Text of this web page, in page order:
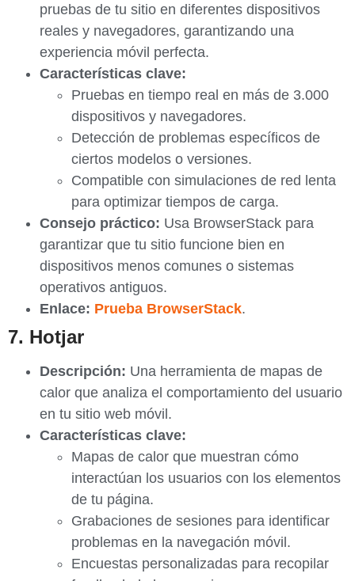
pruebas de tu sitio en diferentes dispositivos
reales y navegadores, garantizando una
experiencia móvil perfecta.
Características clave:
Pruebas en tiempo real en más de 3.000
dispositivos y navegadores.
Detección de problemas específicos de
ciertos modelos o versiones.
Compatible con simulaciones de red lenta
para optimizar tiempos de carga.
Consejo práctico: Usa BrowserStack para
garantizar que tu sitio funcione bien en
dispositivos menos comunes o sistemas
operativos antiguos.
Enlace: Prueba BrowserStack.
7. Hotjar
Descripción: Una herramienta de mapas de
calor que analiza el comportamiento del usuario
en tu sitio web móvil.
Características clave:
Mapas de calor que muestran cómo
interactúan los usuarios con los elementos
de tu página.
Grabaciones de sesiones para identificar
problemas en la navegación móvil.
Encuestas personalizadas para recopilar